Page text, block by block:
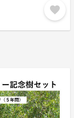
favorite